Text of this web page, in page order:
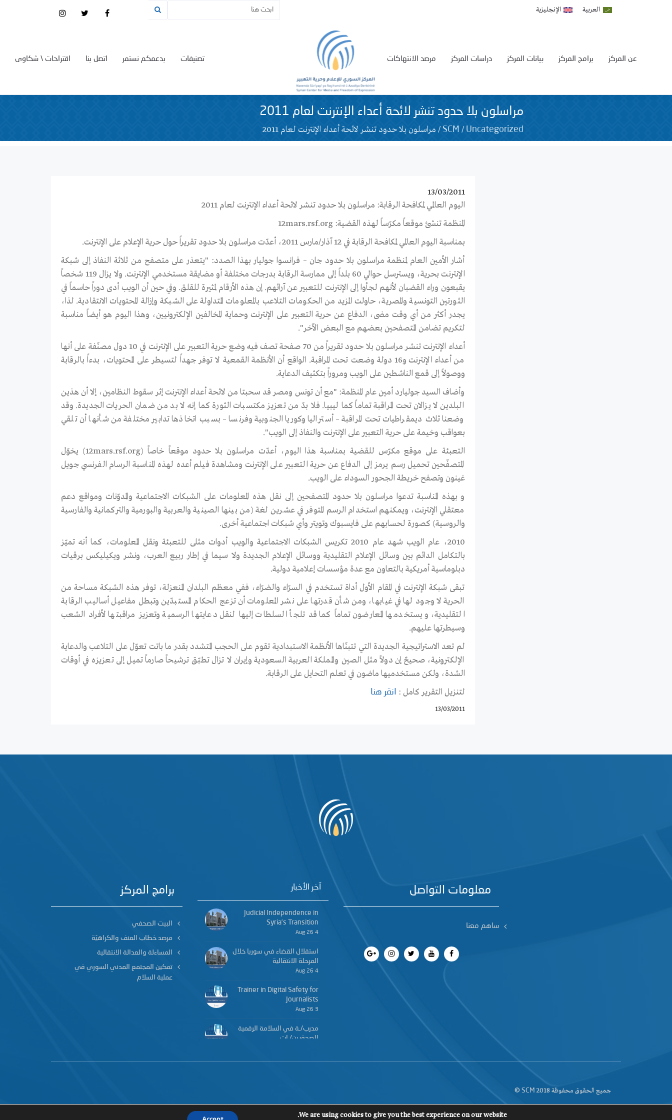
العربية الإنجليزية
اقتراحات \ شكاوى اتصل بنا بدعمكم نستمر تصنيفات مرصد الانتهاكات دراسات المركز بيانات المركز برامج المركز عن المركز
مراسلون بلا حدود تنشر لائحة أعداء الإنترنت لعام 2011
SCM / Uncategorized
/ مراسلون بلا حدود تنشر لائحة أعداء الإنترنت لعام 2011
13/03/2011
اليوم العالمي لمكافحة الرقابة: مراسلون بلا حدود تنشر لائحة أعداء الإنترنت لعام 2011
المنظمة تنشئ موقعاً مكرّساً لهذه القضية: 12mars.rsf.org
بمناسبة اليوم العالمي لمكافحة الرقابة في 12 آذار/مارس 2011، أعدّت مراسلون بلا حدود تقريراً حول حرية الإعلام على الإنترنت.
أشار الأمين العام لمنظمة مراسلون بلا حدود جان – فرانسوا جوليار بهذا الصدد: "يتعذر على متصفح من ثلاثة النفاذ إلى شبكة
الإنترنت بحرية، ويسترسل حوالي 60 بلداً إلى ممارسة الرقابة بدرجات مختلفة أو مضايقة مستخدمي الإنترنت. ولا يزال 119 شخصاً
يقبعون وراء القضبان لأنهم لجأوا إلى الإنترنت للتعبير عن آرائهم. إن هذه الأرقام لمثيرة للقلق. وفي حين أن الويب أدى دوراً حاسماً في
الثورتين التونسية والمصرية، حاولت المزيد من الحكومات التلاعب بالمعلومات المتداولة على الشبكة وإزالة المحتويات الانتقادية. لذا،
يجدر أكثر من أي وقت مضى، الدفاع عن حرية التعبير على الإنترنت وحماية المخالفين الإلكترونيين، وهذا اليوم هو أيضاً مناسبة
لتكريم تضامن المتصفحين بعضهم مع البعض الآخر".
أعداء الإنترنت تنشر مراسلون بلا حدود تقريراً من 70 صفحة تصف فيه وضع حرية التعبير على الإنترنت في 10 دول مصنّفة على أنها
من أعداء الإنترنت و16 دولة وضعت تحت المراقبة. الواقع أن الأنظمة القمعية لا توفر جهداً لتسيطر على المحتويات، بدءاً بالرقابة
ووصولاً إلى قمع الناشطين على الويب ومروراً بتكثيف الدعاية.
وأضاف السيد جوليارد أمين عام المنظمة: "مع أن تونس ومصر قد سحبتا من لائحة أعداء الإنترنت إثر سقوط النظامين، إلا أن هذين
البلدين لا يزالان تحت المراقبة تماماً كما ليبيا. فلا بدّ من تعزيز مكتسبات الثورة كما إنه لا بد من ضمان الحريات الجديدة. وقد
وضعنا ثلاث ديمقراطيات تحت المراقبة – أستراليا وكوريا الجنوبية وفرنسا – بسبب اتخاذها تدابير مختلفة من شأنها أن تلقي
بعواقب وخيمة على حرية التعبير على الإنترنت والنفاذ إلى الويب".
التعبئة على موقع مكرّس للقضية بمناسبة هذا اليوم، أعدّت مراسلون بلا حدود موقعاً خاصاً (12mars.rsf.org) يخوّل
المتصفّحين تحميل رسم يرمز إلى الدفاع عن حرية التعبير على الإنترنت ومشاهدة فيلم أعده لهذه المناسبة الرسام الفرنسي جويل
غينون وتصفح خريطة الجحور السوداء على الويب.
و بهذه المناسبة تدعوا مراسلون بلا حدود المتصفحين إلى نقل هذه المعلومات على الشبكات الاجتماعية والمدوّنات ومواقع دعم
معتقلي الإنترنت، ويمكنهم استخدام الرسم المتوفر في عشرين لغة (من بينها الصينية والعربية والبورمية والتركمانية والفارسية
والروسية) كصورة لحسابهم على فايسبوك وتويتر وأي شبكات اجتماعية أخرى.
2010، عام الويب شهد عام 2010 تكريس الشبكات الاجتماعية والويب أدوات مثلى للتعبئة ونقل المعلومات، كما أنه تميّز
بالتكامل الدائم بين وسائل الإعلام التقليدية ووسائل الإعلام الجديدة ولا سيما في إطار ربيع العرب، ونشر ويكيليكس برقيات
دبلوماسية أمريكية بالتعاون مع عدة مؤسسات إعلامية دولية.
تبقى شبكة الإنترنت في المقام الأول أداة تستخدم في السرّاء والضرّاء، ففي معظم البلدان المنعزلة، توفر هذه الشبكة مساحة من
الحرية لا وجود لها في غيابها، ومن شأن قدرتها على نشر المعلومات أن تزعج الحكام المستبدّين وتبطل مفاعيل أساليب الرقابة
التقليدية، و يستخدمها المعارضون تماماً كما قد تلجأ السلطات إليها لنقل دعايتها الرسمية وتعزيز مراقبتها لأفراد الشعب
وسيطرتها عليهم.
لم تعد الاستراتيجية الجديدة التي تتبنّاها الأنظمة الاستبدادية تقوم على الحجب المتشدد بقدر ما باتت تعوّل على التلاعب والدعاية
الإلكترونية، صحيحٌ إن دولاً مثل الصين والمملكة العربية السعودية وإيران لا تزال تطبّق ترشيحاً صارماً تميل إلى تعزيزه في أوقات
الشدة، ولكن مستخدميها ماضون في تعلم التحايل على الرقابة.
لتنزيل التقرير كامل :
انقر هنا
13/03/2011
برامج المركز
البيت الصحفي
مرصد خطاب العنف والكراهيّة
المساءلة والعدالة الانتقالية
تمكين المجتمع المدني السوري في
عملية السلام
آخر الأخبار
Judicial Independence in
Syria’s Transition
4 Aug 26
استقلال القضاء في سوريا خلال
المرحلة الانتقالية
4 Aug 26
Trainer in Digital Safety for
Journalists
3 Aug 26
مدرب/ـة في السلامة الرقمية
للصحفيين/ـات
معلومات التواصل
ساهم معنا
جميع الحقوق محفوظة 2018 SCM
©
We are using cookies to give you the best experience on our website.